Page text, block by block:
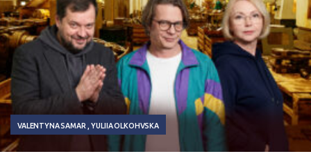
VALENTYNA SAMAR YULIIA OLKOHVSKA